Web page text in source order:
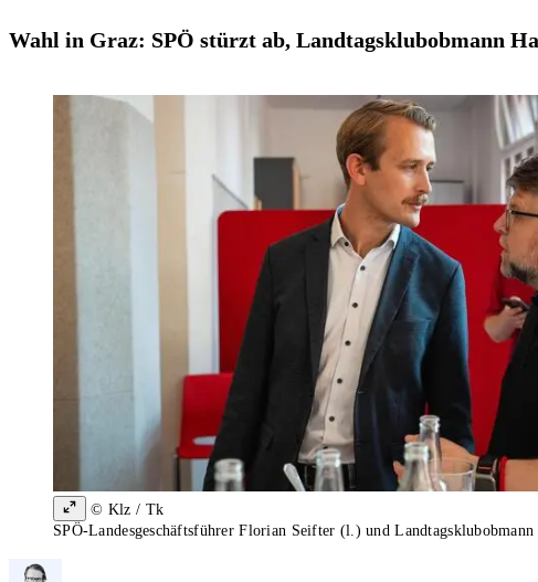
Wahl in Graz: SPÖ stürzt ab, Landtagsklubobmann
© Klz / Tk
SPÖ-Landesgeschäftsführer Florian Seifter (l.) und Landtagsklubobmann